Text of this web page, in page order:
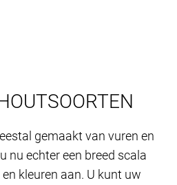
gemaakt van vuren en
nu echter een breed scala
kleuren aan. U kunt uw